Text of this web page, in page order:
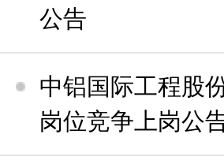
公告
中铝国际工程股
岗位竞争上岗公